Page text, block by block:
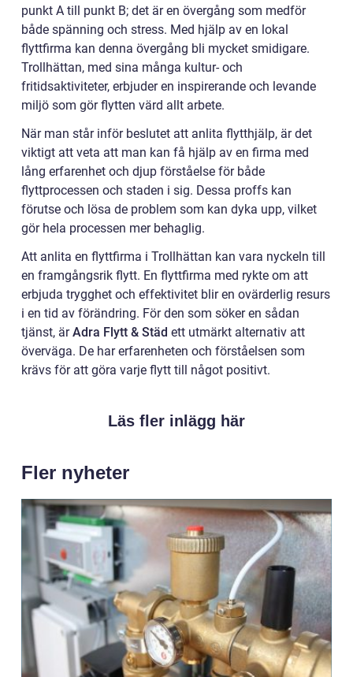
punkt A till punkt B; det är en övergång som medför
både spänning och stress. Med hjälp av en lokal
flyttfirma kan denna övergång bli mycket smidigare.
Trollhättan, med sina många kultur- och
fritidsaktiviteter, erbjuder en inspirerande och levande
miljö som gör flytten värd allt arbete.
När man står inför beslutet att anlita flytthjälp, är det
viktigt att veta att man kan få hjälp av en firma med
lång erfarenhet och djup förståelse för både
flyttprocessen och staden i sig. Dessa proffs kan
förutse och lösa de problem som kan dyka upp, vilket
gör hela processen mer behaglig.
Att anlita en flyttfirma i Trollhättan kan vara nyckeln till
en framgångsrik flytt. En flyttfirma med rykte om att
erbjuda trygghet och effektivitet blir en ovärderlig resurs
i en tid av förändring. För den som söker en sådan
tjänst, ärAdra Flytt & Städ ett utmärkt alternativ att
överväga. De har erfarenheten och förståelsen som
krävs för att göra varje flytt till något positivt.
Läs fler inlägg här
Fler nyheter